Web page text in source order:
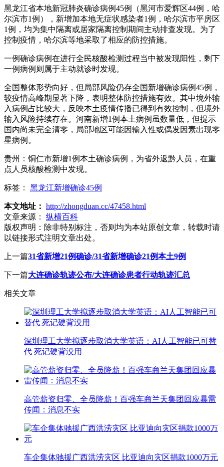
黑龙江省本地新冠肺炎确诊病例45例（黑河市爱辉区44例，哈
尔滨市1例），新增加本地无症状感染者1例，哈尔滨市平房区
1例，均为集中隔离或居家隔离控制期间主动排查发现。为了
控制疫情，哈尔滨等地采取了相应的防控措施。
一例确诊病例在进行全民核酸检测过程当中被发现阳性，剩下
一例病例则属于主动就诊时发现。
全国整体形势向好，但局部风险仍存全国新增确诊病例45例，
较疫情高峰期显著下降，表明整体防控措施有效。其中境外输
入病例占比较大，反映本土疫情传播已得到有效控制，但境外
输入风险持续存在。河南新增1例本土病例虽数量低，但提示
国内尚未完全清零，局部地区可能因输入性或偶发因素出现零
星病例。
贵州：铜仁市新增1例本土确诊病例，为省外返黔人员，在重
点人员核酸检测中发现。
标签： 黑龙江新增确诊45例
本文地址： http://zhongduan.cc/47458.html
文章来源：
纵横百科
版权声明： 除非特别标注，否则均为本站原创文章，转载时请
以链接形式注明文章出处。
上一篇31省新增21例确诊/31省新增确诊21例本土9例
下一篇大连确诊轨迹公布/大连确诊患者行动轨迹汇总
相关文章
深圳理工大学拟逐步取消大学英语：AI人工智能已可替
代 死记硬背没用
高管薪资归零、全员降薪！百强车商兰天集团回应暴雷
传闻：消息不实
车企集体驰援广西洪涝灾区 比亚迪向灾区捐款1000万元